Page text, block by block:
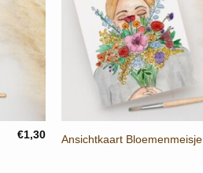
€1,30 Ansichtkaart Bloemenmeisje